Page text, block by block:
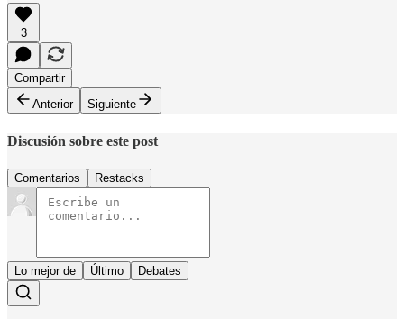
3
Compartir
Anterior
Siguiente
Discusión sobre este post
Comentarios Restacks
Lo mejor de Último Debates